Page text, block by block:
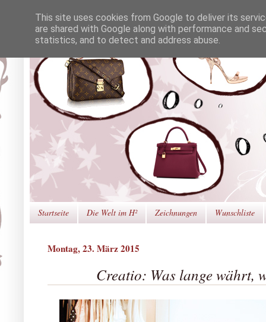
Startseite Die Welt im H² Zeichnungen Wunschliste
Montag, 23. März 2015
Creatio: Was lange währt,
This site uses cookies from Google to deliver its
are shared with Google along with performance and
statistics, and to detect and address abuse.